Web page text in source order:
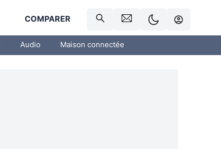
COMPARER
Audio Maison connectée